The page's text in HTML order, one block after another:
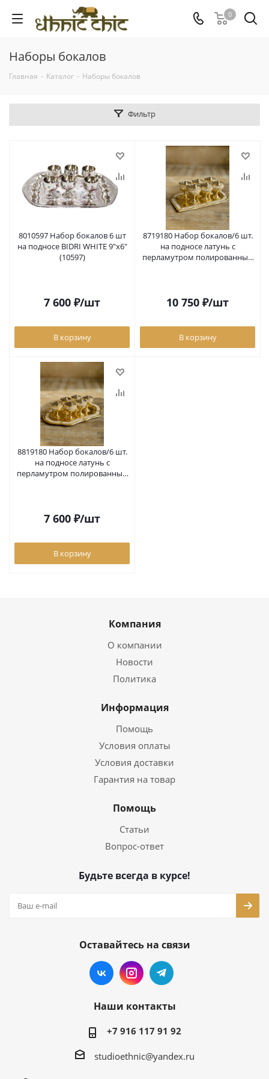
0
Наборы бокалов
Главная - Каталог - Наборы бокалов
Фильтр
8010597 Набор бокалов 6 шт
на подносе BIDRI WHITE 9"x6"
(10597)
7 600 ₽/шт
В корзину
8719180 Набор бокалов/6 шт.
на подносе латунь с
перламутром полированный
10 750 ₽/шт
В корзину
8819180 Набор бокалов/6 шт.
на подносе латунь с
перламутром полированный
7 600 ₽/шт
В корзину
Компания
О компании
Новости
Политика
Информация
Помощь
Условия оплаты
Условия доставки
Гарантия на товар
Помощь
Статьи
Вопрос-ответ
Будьте всегда в курсе!
Оставайтесь на связи
Наши контакты
+7 916 117 91 92
studioethnic@yandex.ru